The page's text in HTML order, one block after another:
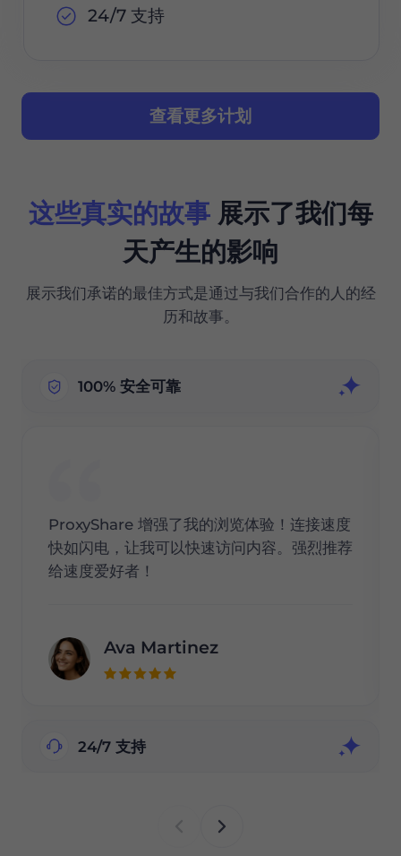
24/7 支持
查看更多计划
这些真实的故事展示了我们每
天产生的影响
展示我们承诺的最佳方式是通过与我们合作的人的经
历和故事。
100% 安全可靠
ProxyShare 增强了我的浏览体验！连接速度
快如闪电，让我可以快速访问内容。强烈推荐
给速度爱好者！
Ava Martinez
24/7 支持